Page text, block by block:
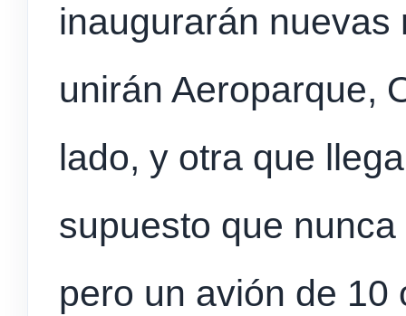
inaugurarán
unirán Aeroparque,
lado, y otra que
supuesto que
pero un avión de